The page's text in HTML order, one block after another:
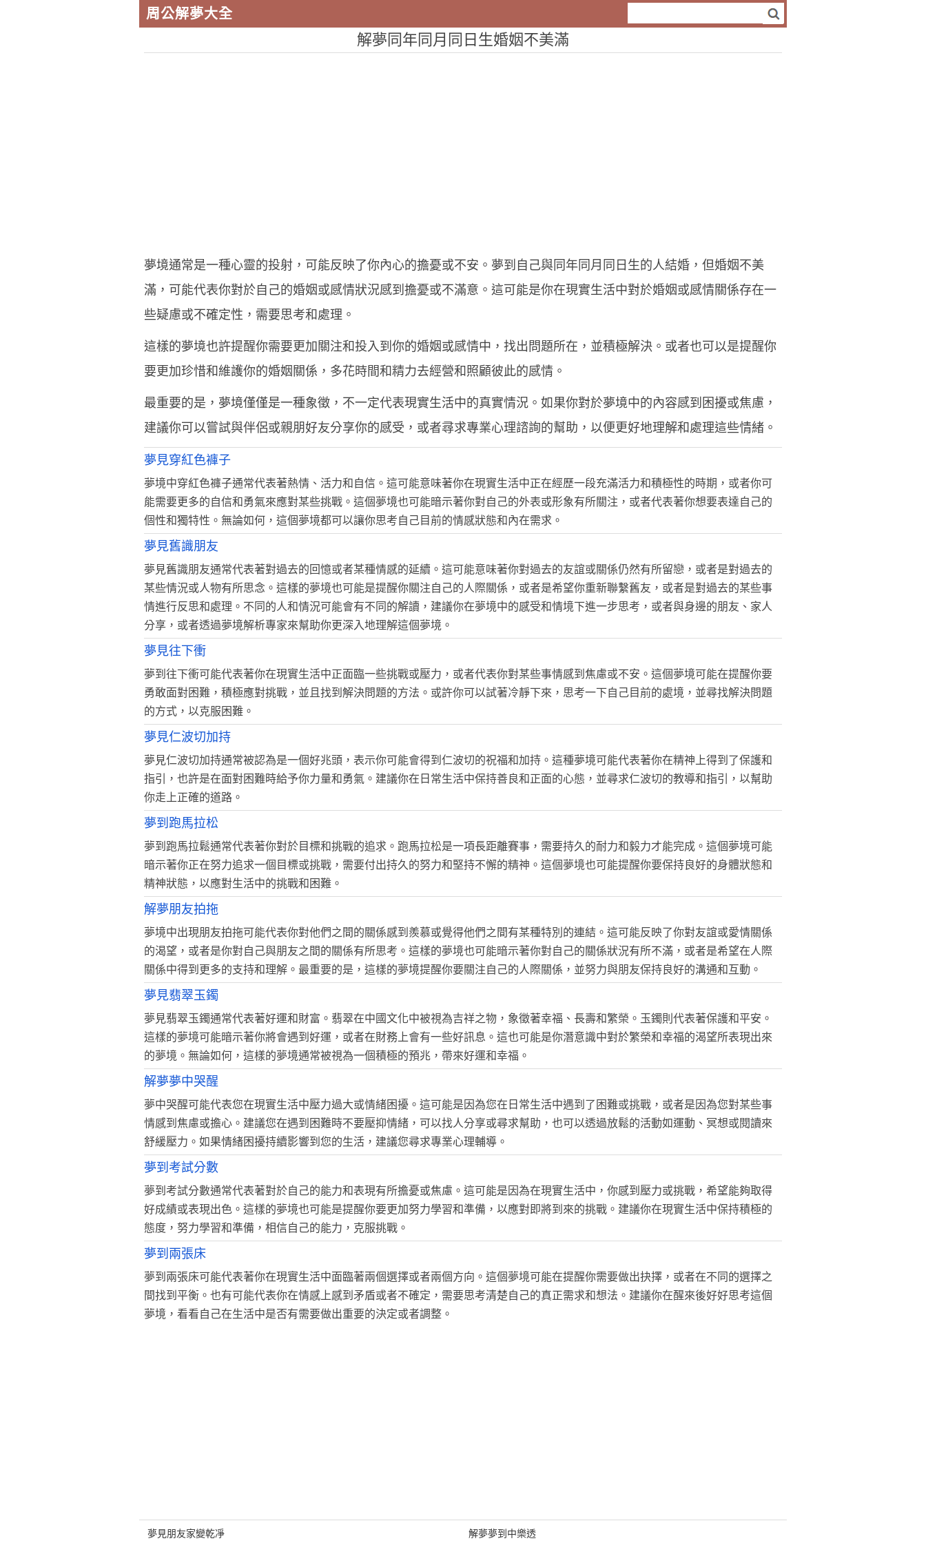
周公解夢大全
解夢同年同月同日生婚姻不美滿
夢境通常是一種心靈的投射，可能反映了你內心的擔憂或不安。夢到自己與同年同月同日生的人結婚，但婚姻不美
滿，可能代表你對於自己的婚姻或感情狀況感到擔憂或不滿意。這可能是你在現實生活中對於婚姻或感情關係存在一
些疑慮或不確定性，需要思考和處理。
這樣的夢境也許提醒你需要更加關注和投入到你的婚姻或感情中，找出問題所在，並積極解決。或者也可以是提醒你
要更加珍惜和維護你的婚姻關係，多花時間和精力去經營和照顧彼此的感情。
最重要的是，夢境僅僅是一種象徵，不一定代表現實生活中的真實情況。如果你對於夢境中的內容感到困擾或焦慮，
建議你可以嘗試與伴侶或親朋好友分享你的感受，或者尋求專業心理諮詢的幫助，以便更好地理解和處理這些情緒。
夢見穿紅色褲子
夢境中穿紅色褲子通常代表著熱情、活力和自信。這可能意味著你在現實生活中正在經歷一段充滿活力和積極性的時期，或者你可
能需要更多的自信和勇氣來應對某些挑戰。這個夢境也可能暗示著你對自己的外表或形象有所關注，或者代表著你想要表達自己的
個性和獨特性。無論如何，這個夢境都可以讓你思考自己目前的情感狀態和內在需求。
夢見舊識朋友
夢見舊識朋友通常代表著對過去的回憶或者某種情感的延續。這可能意味著你對過去的友誼或關係仍然有所留戀，或者是對過去的
某些情況或人物有所思念。這樣的夢境也可能是提醒你關注自己的人際關係，或者是希望你重新聯繫舊友，或者是對過去的某些事
情進行反思和處理。不同的人和情況可能會有不同的解讀，建議你在夢境中的感受和情境下進一步思考，或者與身邊的朋友、家人
分享，或者透過夢境解析專家來幫助你更深入地理解這個夢境。
夢見往下衝
夢到往下衝可能代表著你在現實生活中正面臨一些挑戰或壓力，或者代表你對某些事情感到焦慮或不安。這個夢境可能在提醒你要
勇敢面對困難，積極應對挑戰，並且找到解決問題的方法。或許你可以試著冷靜下來，思考一下自己目前的處境，並尋找解決問題
的方式，以克服困難。
夢見仁波切加持
夢見仁波切加持通常被認為是一個好兆頭，表示你可能會得到仁波切的祝福和加持。這種夢境可能代表著你在精神上得到了保護和
指引，也許是在面對困難時給予你力量和勇氣。建議你在日常生活中保持善良和正面的心態，並尋求仁波切的教導和指引，以幫助
你走上正確的道路。
夢到跑馬拉松
夢到跑馬拉鬆通常代表著你對於目標和挑戰的追求。跑馬拉松是一項長距離賽事，需要持久的耐力和毅力才能完成。這個夢境可能
暗示著你正在努力追求一個目標或挑戰，需要付出持久的努力和堅持不懈的精神。這個夢境也可能提醒你要保持良好的身體狀態和
精神狀態，以應對生活中的挑戰和困難。
解夢朋友拍拖
夢境中出現朋友拍拖可能代表你對他們之間的關係感到羨慕或覺得他們之間有某種特別的連結。這可能反映了你對友誼或愛情關係
的渴望，或者是你對自己與朋友之間的關係有所思考。這樣的夢境也可能暗示著你對自己的關係狀況有所不滿，或者是希望在人際
關係中得到更多的支持和理解。最重要的是，這樣的夢境提醒你要關注自己的人際關係，並努力與朋友保持良好的溝通和互動。
夢見翡翠玉鐲
夢見翡翠玉鐲通常代表著好運和財富。翡翠在中國文化中被視為吉祥之物，象徵著幸福、長壽和繁榮。玉鐲則代表著保護和平安。
這樣的夢境可能暗示著你將會遇到好運，或者在財務上會有一些好訊息。這也可能是你潛意識中對於繁榮和幸福的渴望所表現出來
的夢境。無論如何，這樣的夢境通常被視為一個積極的預兆，帶來好運和幸福。
解夢夢中哭醒
夢中哭醒可能代表您在現實生活中壓力過大或情緒困擾。這可能是因為您在日常生活中遇到了困難或挑戰，或者是因為您對某些事
情感到焦慮或擔心。建議您在遇到困難時不要壓抑情緒，可以找人分享或尋求幫助，也可以透過放鬆的活動如運動、冥想或閱讀來
舒緩壓力。如果情緒困擾持續影響到您的生活，建議您尋求專業心理輔導。
夢到考試分數
夢到考試分數通常代表著對於自己的能力和表現有所擔憂或焦慮。這可能是因為在現實生活中，你感到壓力或挑戰，希望能夠取得
好成績或表現出色。這樣的夢境也可能是提醒你要更加努力學習和準備，以應對即將到來的挑戰。建議你在現實生活中保持積極的
態度，努力學習和準備，相信自己的能力，克服挑戰。
夢到兩張床
夢到兩張床可能代表著你在現實生活中面臨著兩個選擇或者兩個方向。這個夢境可能在提醒你需要做出抉擇，或者在不同的選擇之
間找到平衡。也有可能代表你在情感上感到矛盾或者不確定，需要思考清楚自己的真正需求和想法。建議你在醒來後好好思考這個
夢境，看看自己在生活中是否有需要做出重要的決定或者調整。
夢見朋友家變乾凈 解夢夢到中樂透